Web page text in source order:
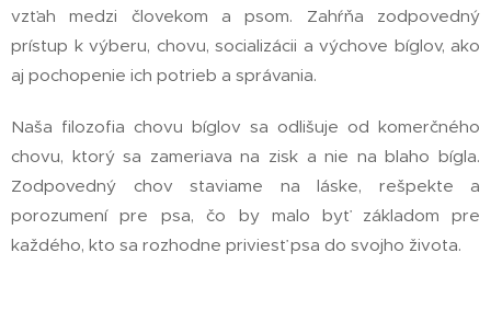
vzťah medzi človekom a psom. Zahŕňa zodpovedný
prístup k výberu, chovu, socializácii a výchove bíglov, ako
aj pochopenie ich potrieb a správania.
Naša filozofia chovu bíglov sa odlišuje od komerčného
chovu, ktorý sa zameriava na zisk a nie na blaho bígla.
Zodpovedný chov staviame na láske, rešpekte a
porozumení pre psa, čo by malo byť základom pre
každého, kto sa rozhodne priviesť psa do svojho života.